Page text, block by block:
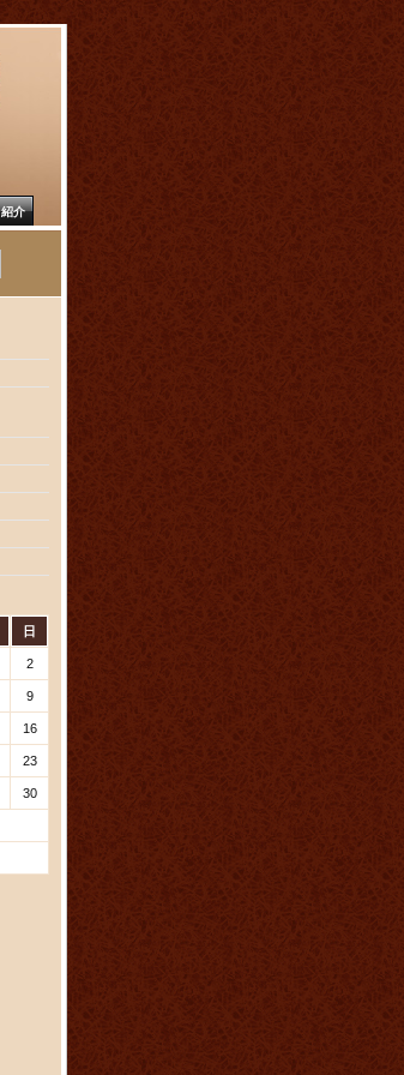
紹介
日
2
9
16
23
30